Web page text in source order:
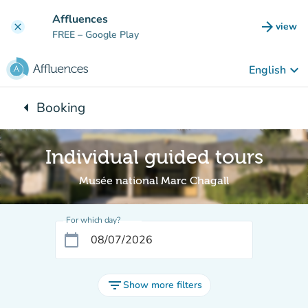
clear Affluences
FREE – Google Play arrow_forward view
(new
English keyboard_arrow_down
arrow_leftBack to:
Booking
Individual guided tours
Musée national Marc Chagall
For which day?
calendar_today
filter_listShow more filters